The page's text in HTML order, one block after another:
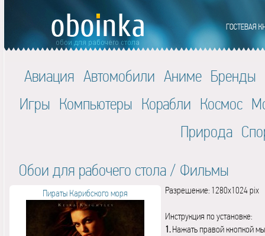
Авиация Автомобили Аниме Бренды
Игры Компьютеры Корабли Космос
Природа
Обои для рабочего стола / Фильмы
Пираты Карибского моря Разрешение: 1280x1024 pix
Инструкция по установке:
1.Нажать правой кнопкой